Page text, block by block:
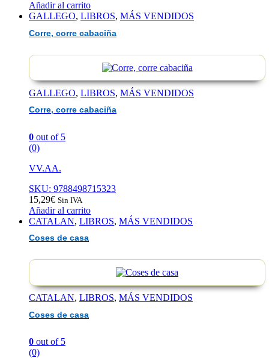
Añadir al carrito
GALLEGO, LIBROS, MÁS VENDIDOS
Corre, corre cabaciña
GALLEGO, LIBROS, MÁS VENDIDOS
Corre, corre cabaciña
0 out of 5
(0)
VV.AA.
SKU: 9788498715323
15,29€ Sin IVA
Añadir al carrito
CATALAN, LIBROS, MÁS VENDIDOS
Coses de casa
CATALAN, LIBROS, MÁS VENDIDOS
Coses de casa
0 out of 5
(0)